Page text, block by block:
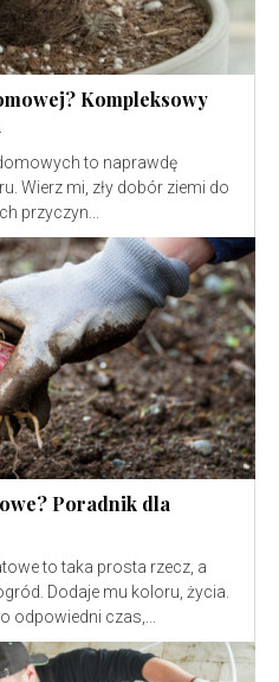
Kompleksowy
to naprawdę
Wierz mi, zły dobór ziemi do
przyczyn...
Poradnik dla
to taka prosta rzecz, a
Dodaje mu koloru, życia.
odpowiedni czas,...